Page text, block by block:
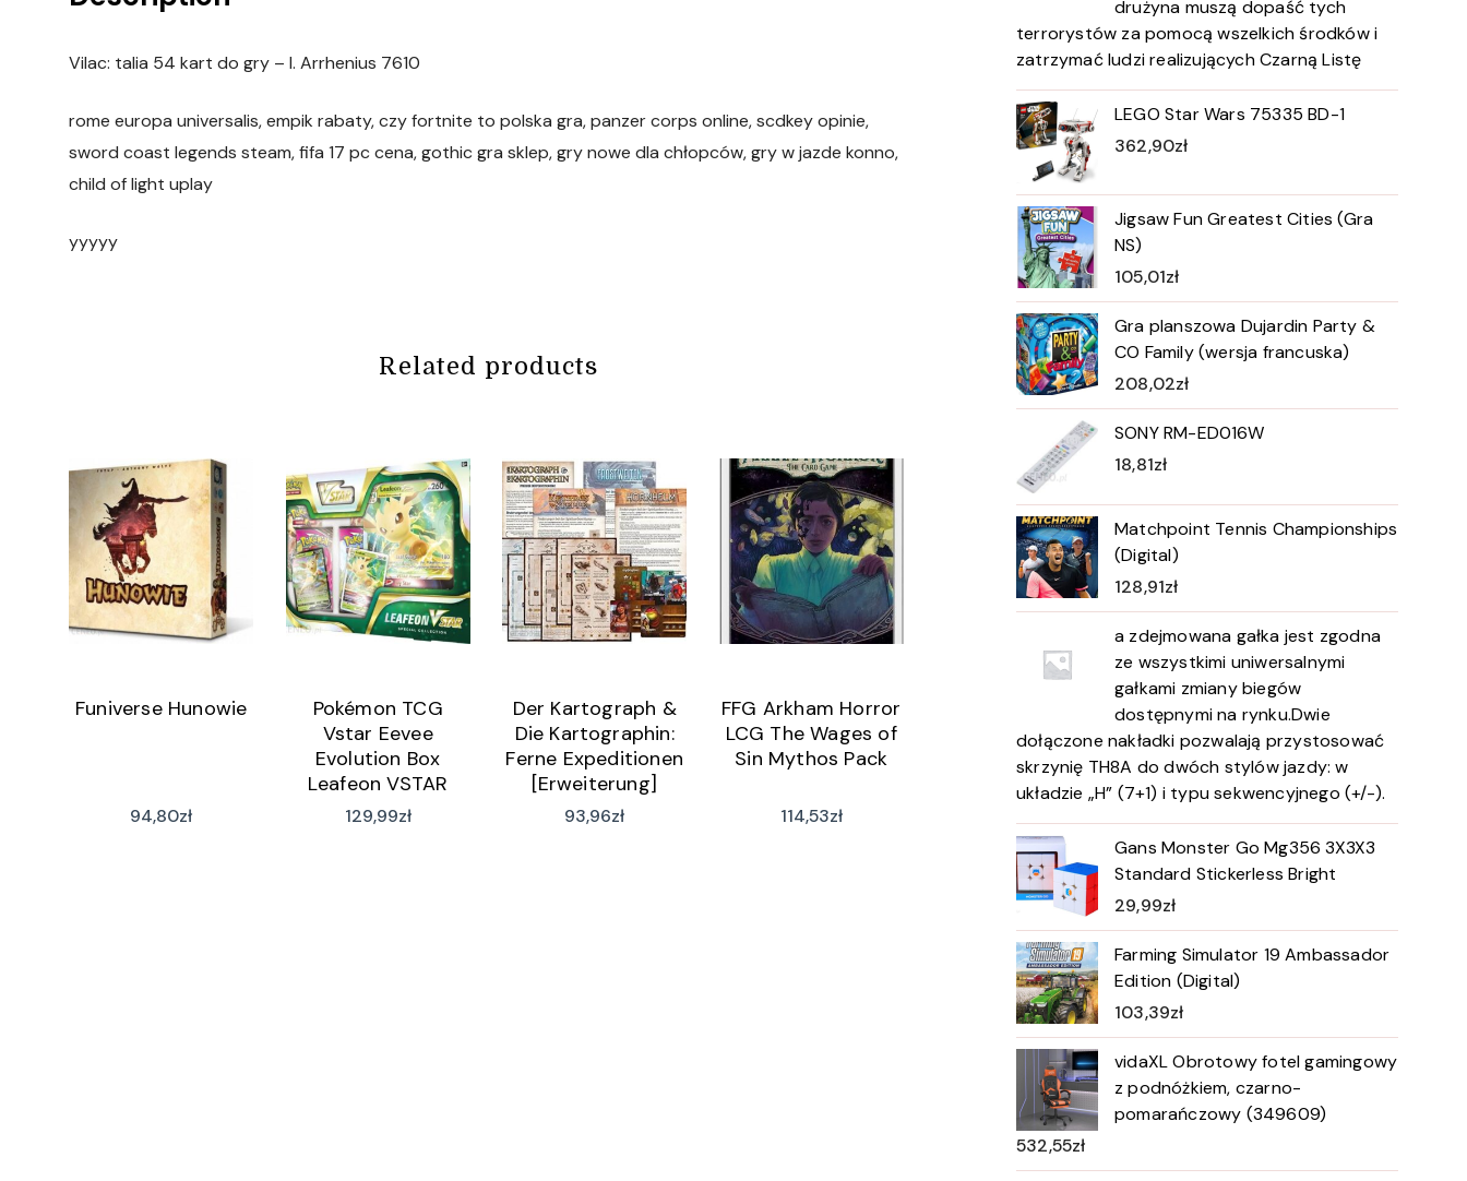
Vilac: talia 54 kart do gry – I. Arrhenius 7610
rome europa universalis, empik rabaty, czy fortnite to polska gra, panzer corps online, scdkey opinie,
sword coast legends steam, fifa 17 pc cena, gothic gra sklep, gry nowe dla chłopców, gry w jazde konno,
child of light uplay
yyyyy
Related products
Funiverse Hunowie
94,80zł
Pokémon TCG
Vstar Eevee
Evolution Box
Leafeon VSTAR
129,99zł
Der Kartograph &
Die Kartographin:
Ferne Expeditionen
[Erweiterung]
(wersja niemiecka)
93,96zł
FFG Arkham Horror
LCG The Wages of
Sin Mythos Pack
114,53zł
drużyna muszą dopaść tych
terrorystów za pomocą wszelkich środków i
zatrzymać ludzi realizujących Czarną Listę
LEGO Star Wars 75335 BD-1
362,90zł
Jigsaw Fun Greatest Cities (Gra
NS)
105,01zł
Gra planszowa Dujardin Party &
CO Family (wersja francuska)
208,02zł
SONY RM-ED016W
18,81zł
Matchpoint Tennis Championships
(Digital)
128,91zł
a zdejmowana gałka jest zgodna
ze wszystkimi uniwersalnymi
gałkami zmiany biegów
dostępnymi na rynku.Dwie
dołączone nakładki pozwalają przystosować
skrzynię TH8A do dwóch stylów jazdy: w
układzie „H” (7+1) i typu sekwencyjnego (+/-).
Gans Monster Go Mg356 3X3X3
Standard Stickerless Bright
29,99zł
Farming Simulator 19 Ambassador
Edition (Digital)
103,39zł
vidaXL Obrotowy fotel gamingowy
z podnóżkiem, czarno-
pomarańczowy (349609)
532,55zł